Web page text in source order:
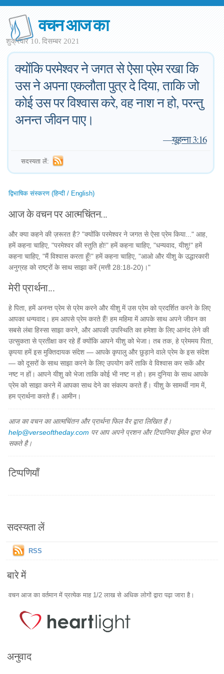
वचन आज का
शुक्रवार 10. दिसम्बर 2021
क्योंकि परमेश्वर ने जगत से ऐसा प्रेम रखा कि
उस ने अपना एकलौता पुत्र दे दिया, ताकि जो
कोई उस पर विश्वास करे, वह नाश न हो, परन्तु
अनन्त जीवन पाए।
—यूहन्ना 3:16
सदस्यता लें:
द्विभाषिक संस्करण (हिन्दी / English)
आज के वचन पर आत्मचिंतन...
और क्या कहने की ज़रूरत है? "क्योंकि परमेश्वर ने जगत से ऐसा प्रेम किया..." आह,
हमें कहना चाहिए, "परमेश्वर की स्तुति हो!" हमें कहना चाहिए, "धन्यवाद, यीशु!" हमें
कहना चाहिए, "मैं विश्वास करता हूँ!" हमें कहना चाहिए, "आओ और यीशु के उद्धारकारी
अनुग्रह को राष्ट्रों के साथ साझा करें (मत्ती 28:18-20)।"
मेरी प्रार्थना...
हे पिता, हमें अनन्त प्रेम से प्रेम करने और यीशु में उस प्रेम को प्रदर्शित करने के लिए
आपका धन्यवाद। हम आपसे प्रेम करते हैं! हम महिमा में आपके साथ अपने जीवन का
सबसे लंबा हिस्सा साझा करने, और आपकी उपस्थिति का हमेशा के लिए आनंद लेने की
उत्सुकता से प्रतीक्षा कर रहे हैं क्योंकि आपने यीशु को भेजा। तब तक, हे प्रेममय पिता,
कृपया हमें इस मुक्तिदायक संदेश — आपके कृपालु और छुड़ाने वाले प्रेम के इस संदेश
— को दूसरों के साथ साझा करने के लिए उपयोग करें ताकि वे विश्वास कर सकें और
नष्ट न हों। आपने यीशु को भेजा ताकि कोई भी नष्ट न हो। हम दुनिया के साथ आपके
प्रेम को साझा करने में आपका साथ देने का संकल्प करते हैं। यीशु के सामर्थी नाम में,
हम प्रार्थना करते हैं। आमीन।
आज का वचन का आत्मचिंतन और प्रार्थना फिल वैर द्वारा लिखित है।
help@verseoftheday.com पर आप अपने प्रशन और टिपानिया ईमेल द्वारा भेज
सकते है।
टिप्पणियाँ
सदस्यता लें
RSS
बारे में
वचन आज का वर्तमान में प्रत्येक माह 1/2 लाख से अधिक लोगों द्वारा पढ़ा जारा है।
अनुवाद